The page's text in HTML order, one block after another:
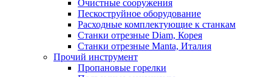
Очистные сооружения
Пескоструйное оборудование
Расходные комплектующие к станкам
Станки отрезные Diam, Корея
Станки отрезные Manta, Италия
Прочий инструмент
Пропановые горелки